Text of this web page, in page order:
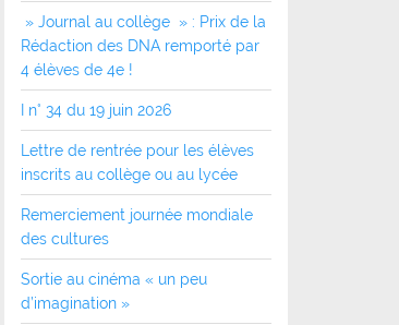
» Journal au collège » : Prix de la
Rédaction des DNA remporté par
4 élèves de 4e !
I n° 34 du 19 juin 2026
Lettre de rentrée pour les élèves
inscrits au collège ou au lycée
Remerciement journée mondiale
des cultures
Sortie au cinéma « un peu
d’imagination »